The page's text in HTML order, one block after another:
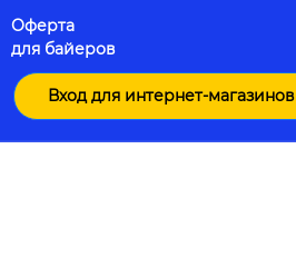
Оферта
для байеров
Вход для интернет-магазинов